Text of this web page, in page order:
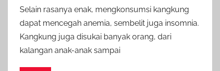
Selain rasanya enak, mengkonsumsi kangkung
dapat mencegah anemia, sembelit juga insomnia.
Kangkung juga disukai banyak orang, dari
kalangan anak-anak sampai